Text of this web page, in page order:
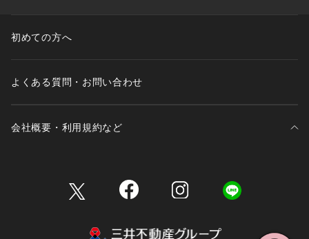
初めての方へ
よくある質問・お問い合わせ
会社概要・利用規約など